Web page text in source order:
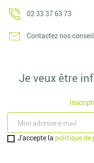
02 33 37 63 73
Contactez nos
Je veux être
J'accepte la politique de